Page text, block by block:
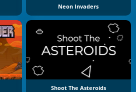
Neon Invaders
Shoot The Asteroids